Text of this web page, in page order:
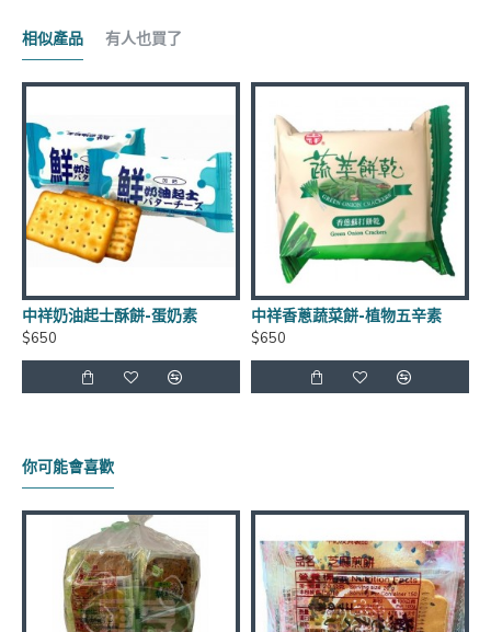
到貨日期：於出貨日後3日至7日
商品有效期限：客戶收到之商品距有效日期前90天以
上，(每批商品有效日期皆不同)
續費另計60元~120元
保存方式：常溫
官網商品圖片僅供參考依實際出貨商品為主
相似產品 有人也買了
中祥奶油起士酥餅-蛋奶素
$650
中祥香蔥蔬菜餅-植物五辛素
$650
你可能會喜歡